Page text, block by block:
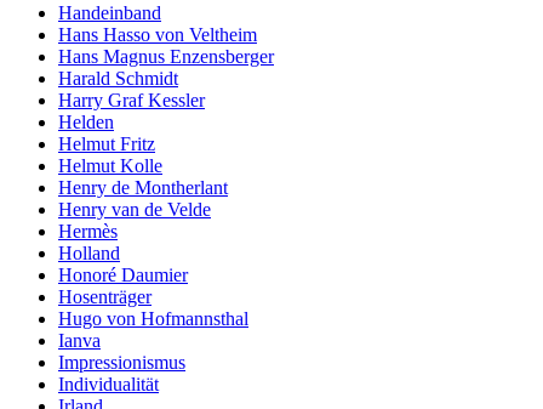
Handeinband
Hans Hasso von Veltheim
Hans Magnus Enzensberger
Harald Schmidt
Harry Graf Kessler
Helden
Helmut Fritz
Helmut Kolle
Henry de Montherlant
Henry van de Velde
Hermès
Holland
Honoré Daumier
Hosenträger
Hugo von Hofmannsthal
Ianva
Impressionismus
Individualität